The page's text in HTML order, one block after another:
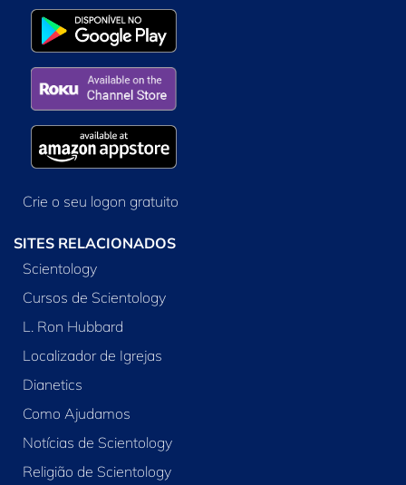
Crie o seu logon gratuito
SITES RELACIONADOS
Scientology
Cursos de Scientology
L. Ron Hubbard
Localizador de Igrejas
Dianetics
Como Ajudamos
Notícias de Scientology
Religião de Scientology